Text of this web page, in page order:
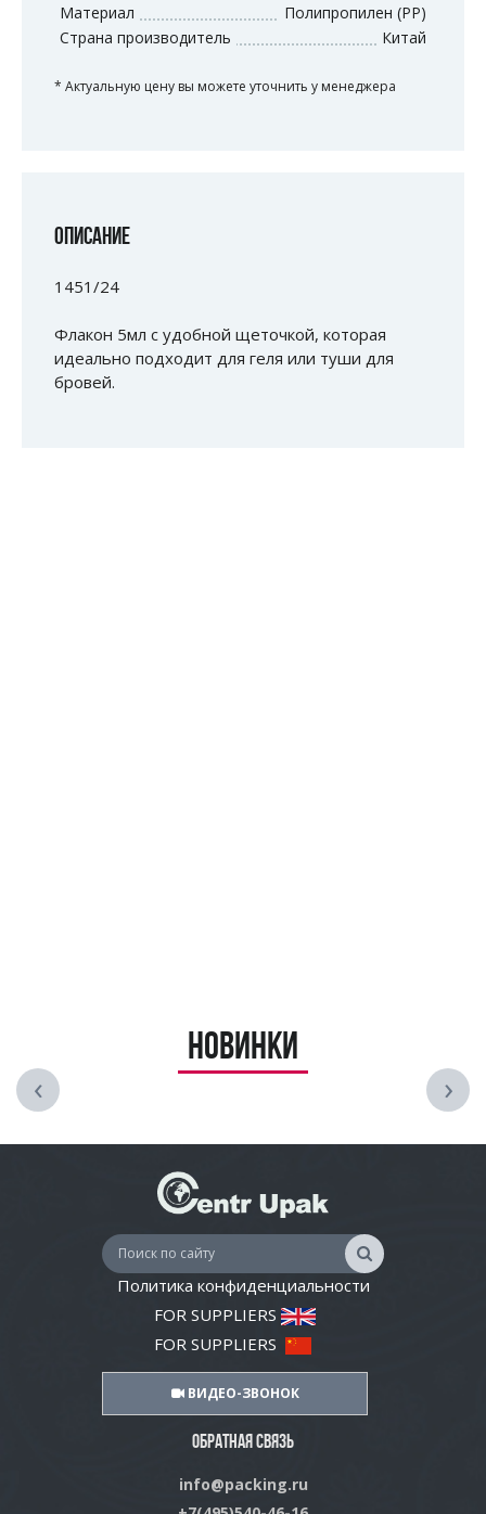
Материал
Полипропилен (PP)
Страна производитель
Китай
* Актуальную цену вы можете уточнить у менеджера
ОПИСАНИЕ
1451/24
Флакон 5мл с удобной щеточкой, которая
идеально подходит для геля или туши для
бровей.
Новинки
‹ ›
Политика конфиденциальности
FOR SUPPLIERS
FOR SUPPLIERS
ВИДЕО-ЗВОНОК
ОБРАТНАЯ СВЯЗЬ
info@packing.ru